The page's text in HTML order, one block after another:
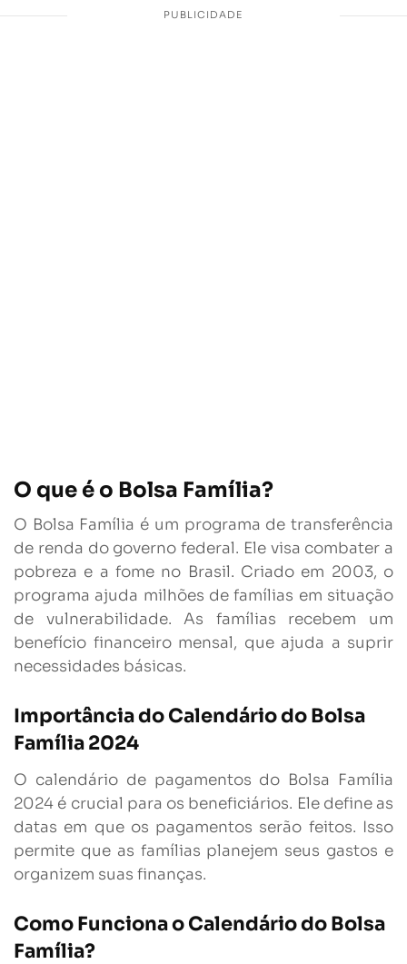
O que é o Bolsa Família?
O Bolsa Família é um programa de transferência
de renda do governo federal. Ele visa combater a
pobreza e a fome no Brasil. Criado em 2003, o
programa ajuda milhões de famílias em situação
de vulnerabilidade. As famílias recebem um
benefício financeiro mensal, que ajuda a suprir
necessidades básicas.
Importância do Calendário do Bolsa
Família 2024
O calendário de pagamentos do Bolsa Família
2024 é crucial para os beneficiários. Ele define as
datas em que os pagamentos serão feitos. Isso
permite que as famílias planejem seus gastos e
organizem suas finanças.
Como Funciona o Calendário do Bolsa
Família?